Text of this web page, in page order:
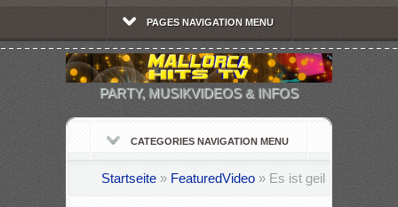
PAGES NAVIGATION MENU
PARTY, MUSIKVIDEOS & INFOS
CATEGORIES NAVIGATION MENU
Startseite » FeaturedVideo » Es ist geil